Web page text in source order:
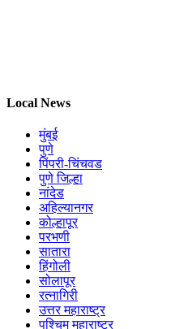
Local News
मुंबई
पुणे
पिंपरी-चिंचवड
पुणे जिल्हा
नांदेड
अहिल्यानगर
कोल्हापूर
परभणी
सातारा
हिंगोली
सोलापूर
रत्नागिरी
उत्तर महाराष्ट्र
पश्चिम महाराष्ट्र